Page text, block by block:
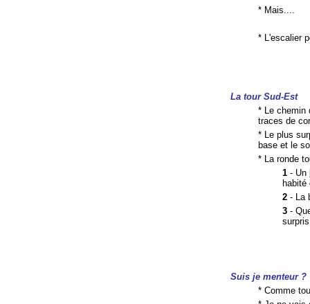
* Mais....
* L'escalier
La tour Sud-Est
* Le chemin
traces de
* Le plus
base et le
* La ronde
1 - Un
habité
2 - La
3 -
Suis je menteur ?
* Comme